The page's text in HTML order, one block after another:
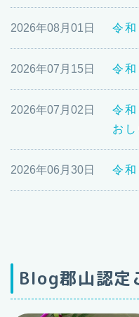
令
2026年08月01日
令
2026年07月15日
令
お
2026年07月02日
令
2026年06月30日
Blog郡山認定